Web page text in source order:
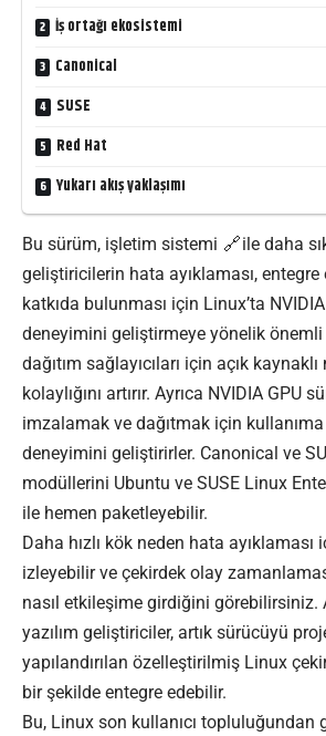
İş ortağı ekosistemi
Canonical
SUSE
Red Hat
Yukarı akış yaklaşımı
Bu sürüm, işletim sistemi
ile daha
geliştiricilerin hata ayıklaması, entegre
katkıda bulunması için Linux’ta
deneyimini geliştirmeye yönelik önemli
dağıtım sağlayıcıları için açık
kolaylığını artırır. Ayrıca NVIDIA GPU
imzalamak ve dağıtmak için kullanıma
deneyimini geliştirirler. Canonical ve
modüllerini Ubuntu ve SUSE Linux
ile hemen paketleyebilir.
Daha hızlı kök neden hata ayıklaması
izleyebilir ve çekirdek olay
nasıl etkileşime girdiğini görebilirsiniz.
yazılım geliştiriciler, artık sürücüyü
yapılandırılan özelleştirilmiş Linux
bir şekilde entegre edebilir.
Bu, Linux son kullanıcı topluluğundan